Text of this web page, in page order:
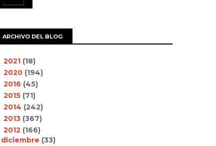
ARCHIVO DEL BLOG
2021 (18)
2020 (194)
2016 (45)
2015 (71)
2014 (242)
2013 (367)
2012 (166)
diciembre (33)